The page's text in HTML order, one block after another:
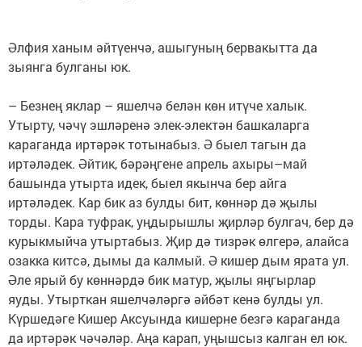
Әлфия ханым әйтүенчә, ашыгуның бервакытта да
зыянга булганы юк.
– Безнең яклар – яшелчә белән көн итүче халык.
Утырту, чәчү эшләренә элек-электән башкаларга
караганда иртәрәк тотынабыз. Ә быел тагын да
иртәләдек. Әйтик, бәрәңгене апрель ахыры–май
башында утырта идек, быел якынча бер айга
иртәләдек. Кар бик аз булды бит, көннәр дә җылы
торды. Кара туфрак, уңдырышлы җирләр булгач, бер дә
курыкмыйча утыртабыз. Җир дә тизрәк өлгерә, алайса
озакка китсә, дымы да калмый. Ә кишер дым ярата ул.
Әле ярый бу көннәрдә бик матур, җылы яңгырлар
яуды. Утырткан яшелчәләргә әйбәт кенә булды ул.
Күршедәге Кишер Аксуында кишерне безгә караганда
да иртәрәк чәчәләр. Аңа карап, уңышсыз калган ел юк.